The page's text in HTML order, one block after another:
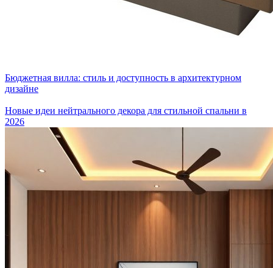
Бюджетная вилла: стиль и доступность в архитектурном
дизайне
Новые идеи нейтрального декора для стильной спальни в
2026